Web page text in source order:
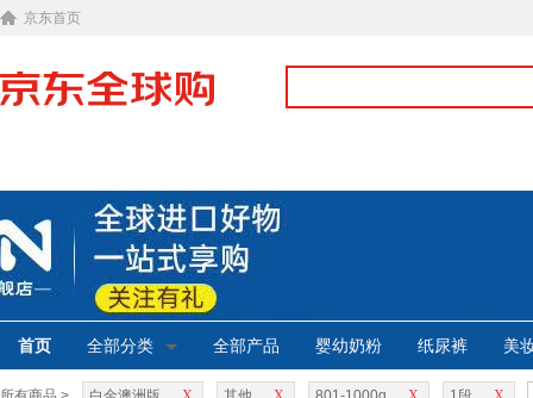
京东首页
首页 全部分类 全部产品 婴幼奶粉 纸尿裤 美